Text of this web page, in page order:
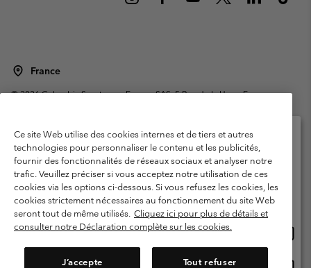
France
©2026Columbia Sportswear Europe SAS. 5 Rue de la Haye, Espace
Garanties Légales
Politique de confidentialité
Conditions d'utilisation - Membres
Conditions D'utilisation - Contenu généré par l'utilisateur
Impressum
Cookies
Public CBCR
Ce site Web utilise des cookies internes et de tiers et autres
technologies pour personnaliser le contenu et les publicités,
fournir des fonctionnalités de réseaux sociaux et analyser notre
trafic. Veuillez préciser si vous acceptez notre utilisation de ces
cookies via les options ci-dessous. Si vous refusez les cookies, les
cookies strictement nécessaires au fonctionnement du site Web
seront tout de même utilisés. Cliquez ici pour plus de détails et
consulter notre Déclaration complète sur les cookies.
J’accepte Tout refuser
Veuillez sélectionner votre pays d’expédition et
votre langue
Achats en ligne disponibles
United States
ligne
France